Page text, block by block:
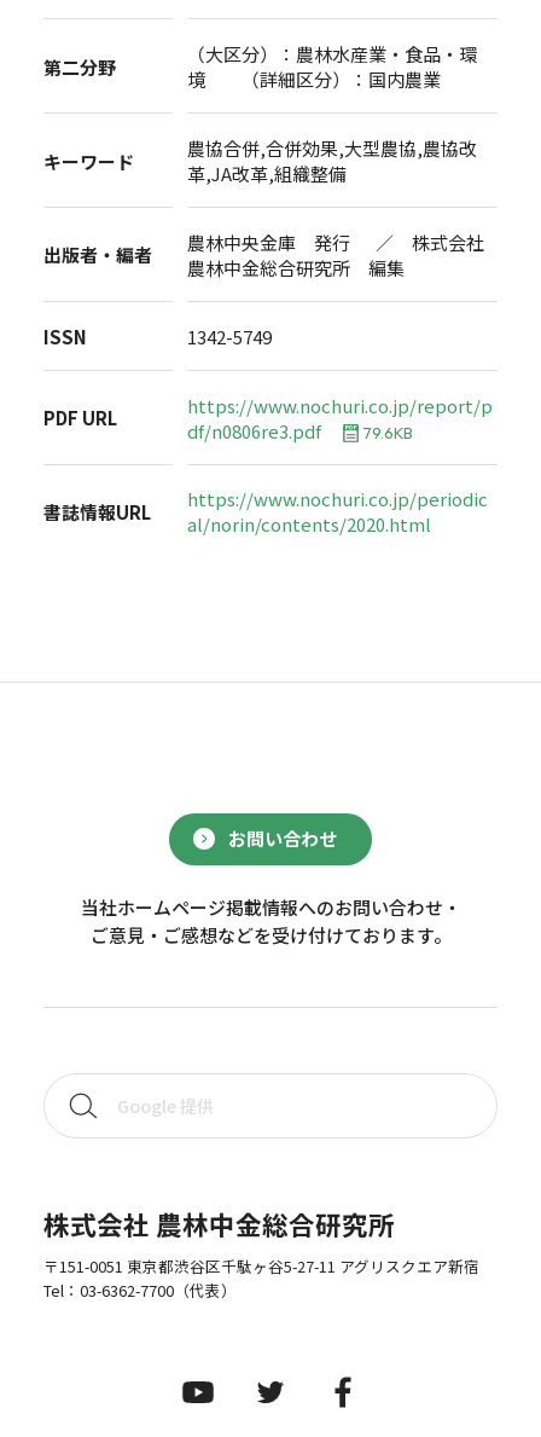
第二分野
（大区分）：農林水産業・食品・環
境 （詳細区分）：国内農業
キーワード
農協合併,合併効果,大型農協,農協改
革,JA改革,組織整備
出版者・編者
農林中央金庫 発行 ／ 株式会社
農林中金総合研究所 編集
ISSN 1342-5749
PDF URL
https://www.nochuri.co.jp/report/p
df/n0806re3.pdf
79.6KB
書誌情報URL
https://www.nochuri.co.jp/periodic
al/norin/contents/2020.html
お問い合わせ
当社ホームページ掲載情報へのお問い合わせ・
ご意見・ご感想などを受け付けております。
株式会社 農林中金総合研究所
〒151-0051 東京都渋谷区千駄ヶ谷5-27-11 アグリスクエア新宿
Tel： 03-6362-7700（代表）